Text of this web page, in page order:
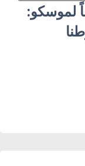
لموسكو: